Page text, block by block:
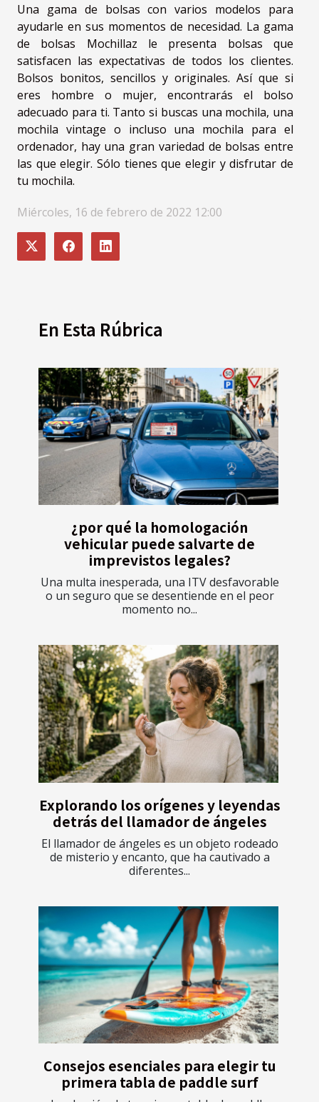
Una gama de bolsas con varios modelos para
ayudarle en sus momentos de necesidad. La gama
de bolsas Mochillaz le presenta bolsas que
satisfacen las expectativas de todos los clientes.
Bolsos bonitos, sencillos y originales. Así que si
eres hombre o mujer, encontrarás el bolso
adecuado para ti. Tanto si buscas una mochila, una
mochila vintage o incluso una mochila para el
ordenador, hay una gran variedad de bolsas entre
las que elegir. Sólo tienes que elegir y disfrutar de
tu mochila.
Miércoles, 16 de febrero de 2022 12:00
En Esta Rúbrica
¿por qué la homologación
vehicular puede salvarte de
imprevistos legales?
Una multa inesperada, una ITV desfavorable
o un seguro que se desentiende en el peor
momento no...
Explorando los orígenes y leyendas
detrás del llamador de ángeles
El llamador de ángeles es un objeto rodeado
de misterio y encanto, que ha cautivado a
diferentes...
Consejos esenciales para elegir tu
primera tabla de paddle surf